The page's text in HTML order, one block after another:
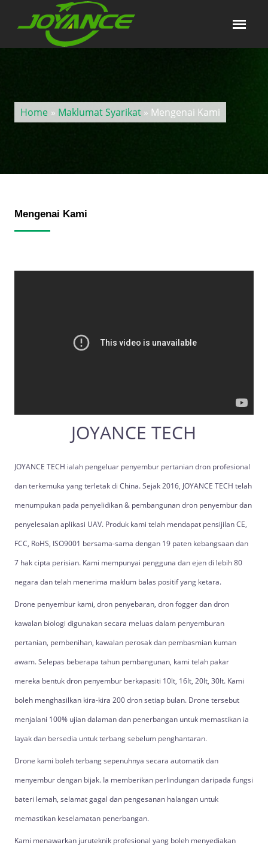
Home » Maklumat Syarikat» Mengenai Kami
Mengenai Kami
JOYANCE TECH
JOYANCE TECH ialah pengeluar penyembur pertanian dron profesional
dan terkemuka yang terletak di China. Sejak 2016, JOYANCE TECH telah
menumpukan pada penyelidikan & pembangunan dron penyembur dan
penyelesaian aplikasi UAV. Produk kami telah mendapat pensijilan CE,
FCC, RoHS, ISO9001 bersama-sama dengan 19 paten kebangsaan dan
7 hak cipta perisian. Kami mempunyai pengguna dan ejen di lebih 80
negara dan telah menerima maklum balas positif yang ketara.
Drone penyembur kami, dron penyebaran, dron fogger dan dron
kawalan biologi digunakan secara meluas dalam penyemburan
pertanian, pembenihan, kawalan perosak dan pembasmian kuman
awam. Selepas beberapa tahun pembangunan, kami telah pakar
mereka bentuk dron penyembur berkapasiti 10lt, 16lt, 20lt, 30lt. Kami
boleh menghasilkan kira-kira 200 dron setiap bulan. Drone tersebut
menjalani 100% ujian dalaman dan penerbangan untuk memastikan ia
layak dan bersedia untuk terbang sebelum penghantaran.
Drone kami boleh terbang sepenuhnya secara automatik dan
menyembur dengan bijak. Ia memberikan perlindungan daripada fungsi
bateri lemah, selamat gagal dan pengesanan halangan untuk
memastikan keselamatan penerbangan.
Kami menawarkan juruteknik profesional yang boleh menyediakan